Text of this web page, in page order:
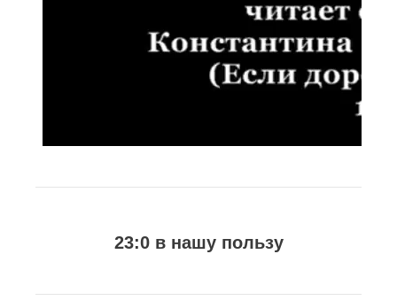
23:0 в нашу пользу